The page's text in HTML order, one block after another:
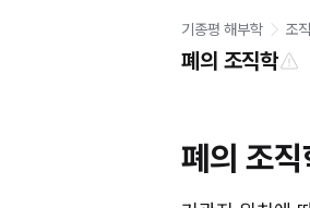
기종평 해부학 조
폐의 조직학
폐의 조직